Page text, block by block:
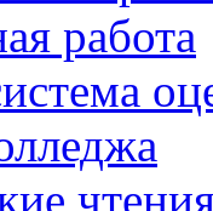
работа